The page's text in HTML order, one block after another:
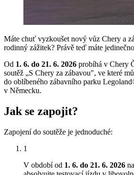
Máte chuť vyzkoušet nový vůz Chery a
rodinný zážitek? Právě teď máte
Od 1. 6. do 21. 6. 2026 probíhá v Chery
soutěž „S Chery za zábavou", ve které
do oblíbeného zábavního parku
v Německu.
Jak se zapojit?
Zapojení do soutěže je jednoduché:
1
V období od 1. 6. do 21. 6. 2026